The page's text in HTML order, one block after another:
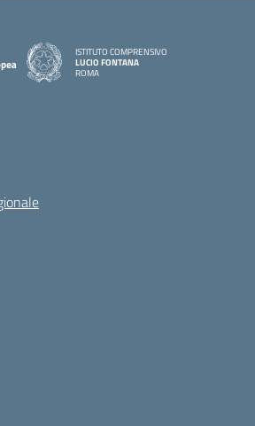
ISTITUTO COMPRENSIVO
LUCIO FONTANA
ROMA